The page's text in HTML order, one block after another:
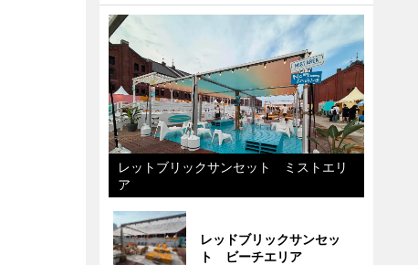
レットブリックサンセット ミストエリ
ア
レッドブリックサンセッ
ト ビーチエリア